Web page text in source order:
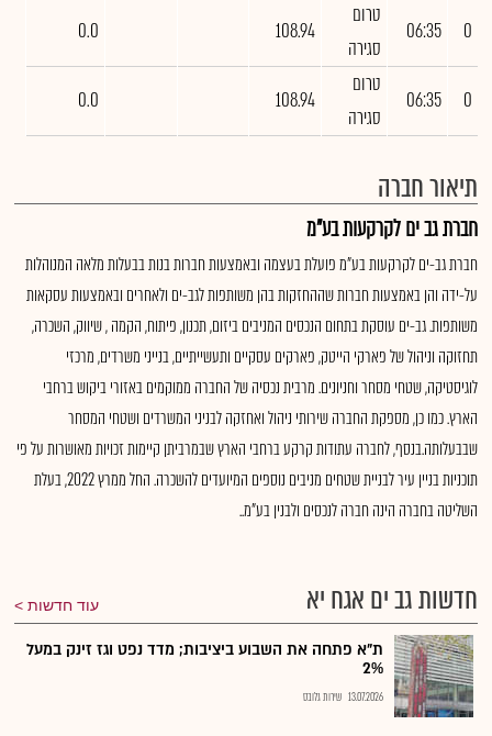
0
06:35
טרום
סגירה
108.94
0.0
0
06:35
טרום
סגירה
108.94
0.0
תיאור חברה
חברת גב ים לקרקעות בע"מ
חברת גב-ים לקרקעות בע"מ פועלת בעצמה ובאמצעות חברות בנות בבעלות מלאה המנוהלות
על-ידה והן באמצעות חברות שההחזקות בהן משותפות לגב-ים ולאחרים ובאמצעות עסקאות
משותפות. גב-ים עוסקת בתחום הנכסים המניבים ביזום, תכנון, פיתוח, הקמה , שיווק, השכרה,
תחזוקה וניהול של פארקי הייטק, פארקים עסקיים ותעשייתיים, בנייני משרדים, מרכזי
לוגיסטיקה, שטחי מסחר וחניונים. מרבית נכסיה של החברה ממוקמים באזורי ביקוש ברחבי
הארץ. כמו כן, מספקת החברה שירותי ניהול ואחזקה לבניני המשרדים ושטחי המסחר
שבבעלותה.בנסף, לחברה עתודות קרקע ברחבי הארץ שבמרביתן קיימות זכויות מאושרות על פי
תוכניות בניין עיר לבניית שטחים מניבים נוספים המיועדים להשכרה. החל ממרץ 2022, בעלת
השליטה בחברה הינה חברה לנכסים ולבנין בע"מ..
חדשות גב ים אגח יא עוד חדשות
ת"א פתחה את השבוע ביציבות; מדד נפט וגז זינק במעל
2%
13.07.2026 שירות גלובס